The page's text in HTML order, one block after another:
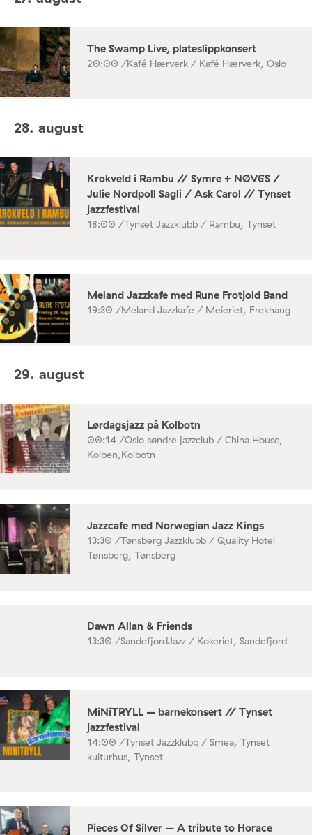
The Swamp Live, plateslippkonsert
20:00 /Kafé Hærverk / Kafé Hærverk, Oslo
28. august
Krokveld i Rambu // Symre + NØVGS /
Julie Nordpoll Sagli / Ask Carol // Tynset
jazzfestival
18:00 /Tynset Jazzklubb / Rambu, Tynset
Meland Jazzkafe med Rune Frotjold Band
19:30 /Meland Jazzkafe / Meieriet, Frekhaug
29. august
Lørdagsjazz på Kolbotn
00:14 /Oslo søndre jazzclub / China House,
Kolben,Kolbotn
Jazzcafe med Norwegian Jazz Kings
13:30 /Tønsberg Jazzklubb / Quality Hotel
Tønsberg, Tønsberg
Dawn Allan & Friends
13:30 /SandefjordJazz / Kokeriet, Sandefjord
MiNiTRYLL – barnekonsert // Tynset
jazzfestival
14:00 /Tynset Jazzklubb / Smea, Tynset
kulturhus, Tynset
Pieces Of Silver – A tribute to Horace